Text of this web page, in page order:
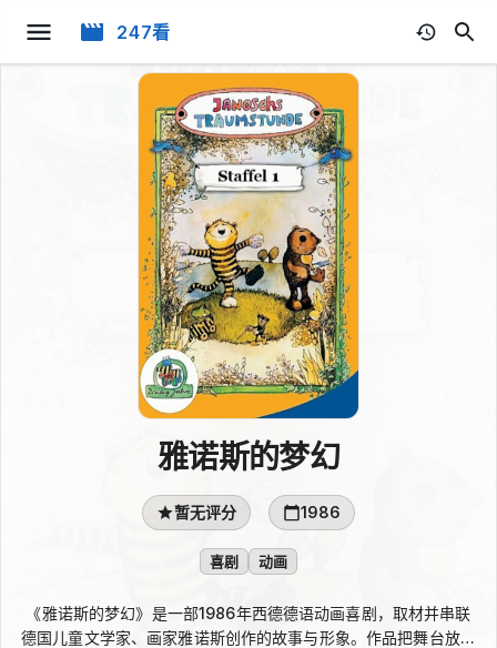
247看
雅诺斯的梦幻
暂无评分 1986
喜剧 动画
《雅诺斯的梦幻》是一部1986年西德德语动画喜剧，取材并串联
德国儿童文学家、画家雅诺斯创作的故事与形象。作品把舞台放在